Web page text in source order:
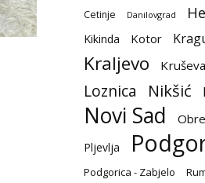
Cetinje Danilovgrad
Kikinda Kotor
Kraljevo
Loznica Nikšić
Novi Sad
Pljevlja
Podgorica - Zabjelo